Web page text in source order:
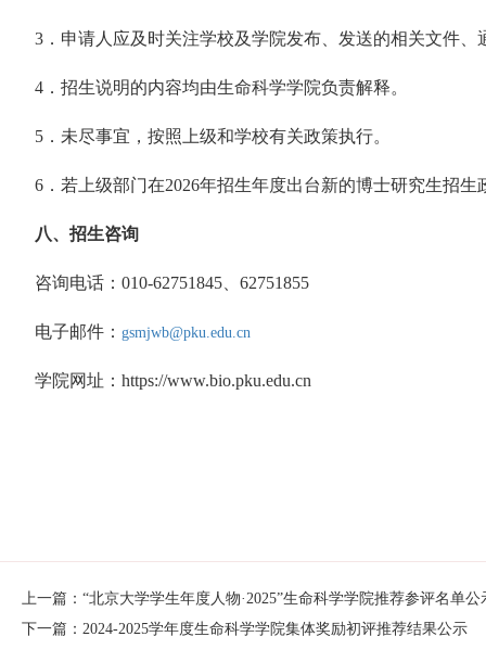
3 ．申请人应及时关注学校及学院发布、发送的相关文件
4 ．招生说明的内容均由生命科学学院负责解释。
5 ．未尽事宜，按照上级和学校有关政策执行。
6 ．若上级部门在2026年招生年度出台新的博士研究生招
八、招生咨询
咨询电话： 010-62751845 62751855
电子邮件： gsmjwb@pku.edu.cn
学院网址： https://www.bio.pku.edu.cn
上一篇：“北京大学学生年度人物·2025”生命科学学院推荐参评名单公
下一篇：2024-2025学年度生命科学学院集体奖励初评推荐结果公示